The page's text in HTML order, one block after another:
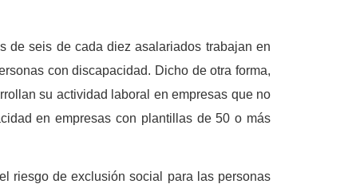
de seis de cada diez asalariados trabajan en
con discapacidad. Dicho de otra forma,
su actividad laboral en empresas que no
en empresas con plantillas de 50 o más
riesgo de exclusión social para las personas